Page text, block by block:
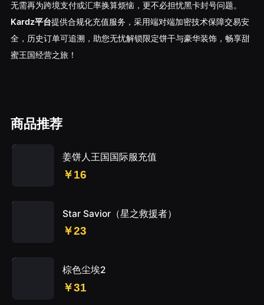
无需再为跨境支付或汇率换算烦恼，更不必担忧黑卡封号问题。
Kardz平台提供合规化充值服务，采用端对端加密技术保障交易安
全，历史订单可追溯，助您无忧解锁限定饼干与豪华装饰，畅享甜
蜜王国经营之旅！
商品推荐
姜饼人王国国际服充值
￥16
Star Savior（星之救援者）
￥23
棕色尘埃2
￥31